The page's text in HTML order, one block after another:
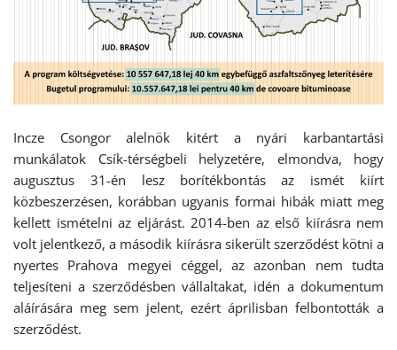
Incze Csongor alelnök kitért a nyári karbantartási
munkálatok Csík-térségbeli helyzetére, elmondva, hogy
augusztus 31-én lesz borítékbontás az ismét kiírt
közbeszerzésen, korábban ugyanis formai hibák miatt meg
kellett ismételni az eljárást. 2014-ben az első kiírásra nem
volt jelentkező, a második kiírásra sikerült szerződést kötni a
nyertes Prahova megyei céggel, az azonban nem tudta
teljesíteni a szerződésben vállaltakat, idén a dokumentum
aláírására meg sem jelent, ezért áprilisban felbontották a
szerződést.